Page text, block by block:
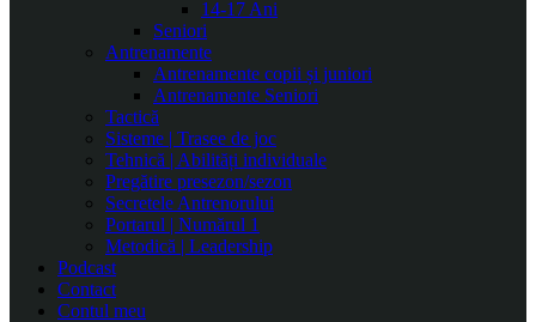
14-17 Ani
Seniori
Antrenamente
Antrenamente copii și juniori
Antrenamente Seniori
Tactică
Sisteme | Trasee de joc
Tehnică | Abilități individuale
Pregătire presezon/sezon
Secretele Antrenorului
Portarul | Numărul 1
Metodică | Leadership
Podcast
Contact
Contul meu